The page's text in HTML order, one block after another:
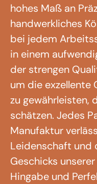
hohes Maß an
handwerkliches
bei jedem
in einem
der strengen
um die exzellente
zu gewährleisten,
schätzen. Jedes
Manufaktur
Leidenschaft und
Geschicks
Hingabe und